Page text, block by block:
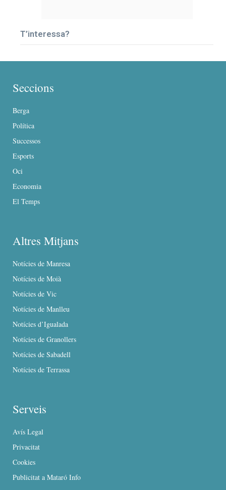
T’interessa?
Seccions
Berga
Política
Successos
Esports
Oci
Economia
El Temps
Altres Mitjans
Notícies de Manresa
Notícies de Moià
Notícies de Vic
Notícies de Manlleu
Notícies d’Igualada
Notícies de Granollers
Notícies de Sabadell
Notícies de Terrassa
Serveis
Avís Legal
Privacitat
Cookies
Publicitat a Mataró Info